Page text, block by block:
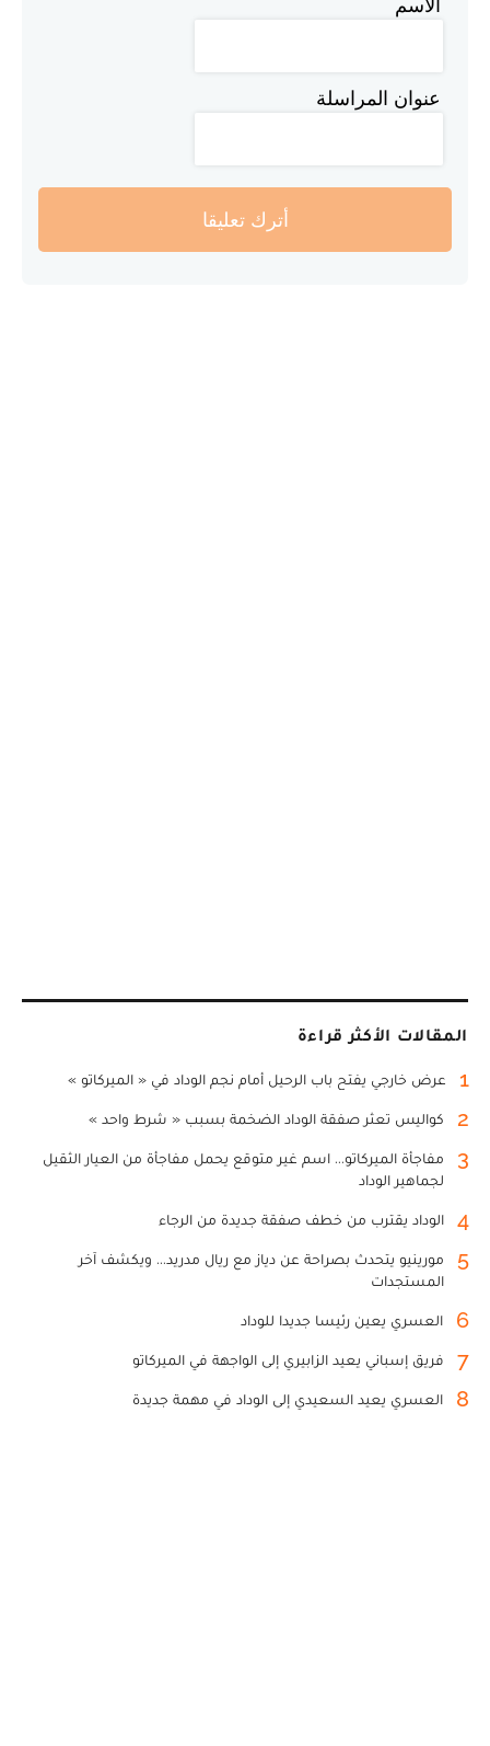
الاسم
عنوان المراسلة
أترك تعليقا
المقالات الأكثر قراءة
1 عرض خارجي يفتح باب الرحيل أمام نجم الوداد في « الميركاتو »
2 كواليس تعثر صفقة الوداد الضخمة بسبب « شرط واحد »
3
مفاجأة الميركاتو... اسم غير متوقع يحمل مفاجأة من العيار الثقيل
لجماهير الوداد
4 الوداد يقترب من خطف صفقة جديدة من الرجاء
5
مورينيو يتحدث بصراحة عن دياز مع ريال مدريد... ويكشف آخر
المستجدات
6 العسري يعين رئيسا جديدا للوداد
7 فريق إسباني يعيد الزابيري إلى الواجهة في الميركاتو
8 العسري يعيد السعيدي إلى الوداد في مهمة جديدة